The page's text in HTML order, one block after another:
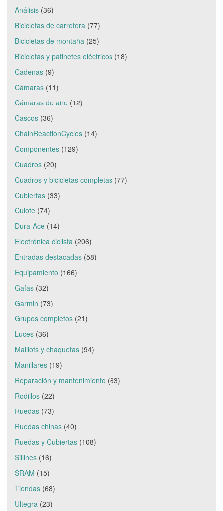
Análisis (36)
Bicicletas de carretera (77)
Bicicletas de montaña (25)
Bicicletas y patinetes eléctricos (18)
Cadenas (9)
Cámaras (11)
Cámaras de aire (12)
Cascos (36)
ChainReactionCycles (14)
Componentes (129)
Cuadros (20)
Cuadros y bicicletas completas (77)
Cubiertas (33)
Culote (74)
Dura-Ace (14)
Electrónica ciclista (206)
Entradas destacadas (58)
Equipamiento (166)
Gafas (32)
Garmin (73)
Grupos completos (21)
Luces (36)
Maillots y chaquetas (94)
Manillares (19)
Reparación y mantenimiento (63)
Rodillos (22)
Ruedas (73)
Ruedas chinas (40)
Ruedas y Cubiertas (108)
Sillines (16)
SRAM (15)
Tiendas (68)
Ultegra (23)